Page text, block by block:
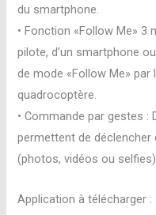
du smartphone.
• Fonction «Follow Me» 3
pilote, d’un smartphone
de mode «Follow Me» par
quadrocoptère.
• Commande par gestes
permettent de déclencher
(photos, vidéos ou
Application à télécharger :